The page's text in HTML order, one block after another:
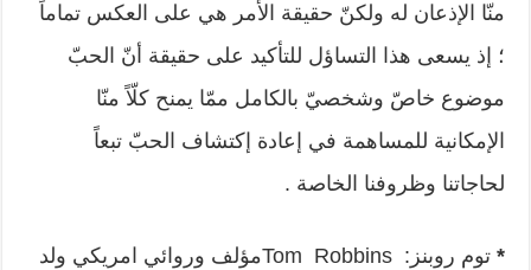
منّا الإذعان له ولكنّ حقيقة الأمر هي على العكس تماماً
؛ إذ يسعى هذا التساؤل للتأكيد على حقيقة أنّ الحبّ
موضوع خاصّ وشخصيّ بالكامل ممّا يمنح كلّاً منّا
الإمكانية للمساهمة في إعادة إكتشاف الحبّ تبعاً
لحاجاتنا وظروفنا الخاصة .
*
توم روبنز: Tom Robbinsمؤلف وروائي امريكي ولد